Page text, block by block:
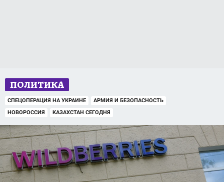
ПОЛИТИКА
СПЕЦОПЕРАЦИЯ НА УКРАИНЕ
АРМИЯ И БЕЗОПАСНОСТЬ
НОВОРОССИЯ
КАЗАХСТАН СЕГОДНЯ